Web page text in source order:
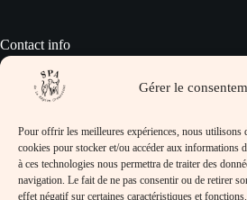
Gérer le
Pour offrir les meilleures expériences, nous utilisons
cookies pour stocker et/ou accéder aux informations
à ces technologies nous permettra de traiter des
navigation. Le fait de ne pas consentir ou de retirer
effet négatif sur certaines caractéristiques et fonctions.
Contact info
Adresse :
SPA de la Région
Lafoy, 71710 Marmagne